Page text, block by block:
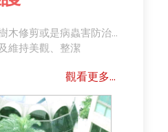
木修剪或是病蟲害防治...
維持美觀、整潔
觀看更多...